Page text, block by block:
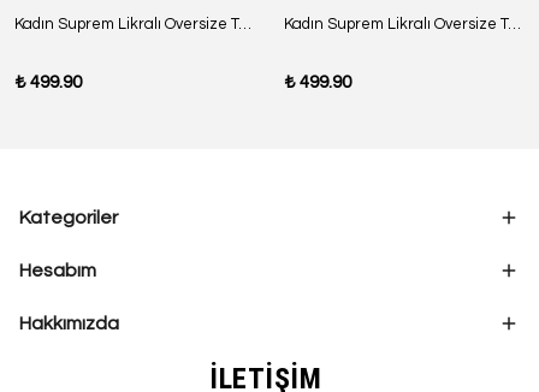
Kadın Suprem Likralı Oversize T-Shirt - SİYAH
₺ 499.90
Kadın Suprem Likralı Oversize T-Shirt - BORDO
₺ 499.90
Kategoriler
Hesabım
Hakkımızda
İLETİŞİM